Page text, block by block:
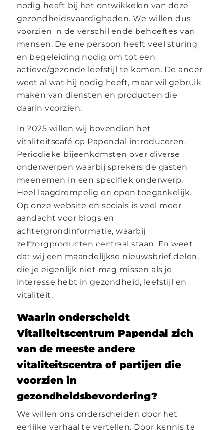
nodig heeft bij het ontwikkelen van deze
gezondheidsvaardigheden. We willen dus
voorzien in de verschillende behoeftes van
mensen. De ene persoon heeft veel sturing
en begeleiding nodig om tot een
actieve/gezonde leefstijl te komen. De ander
weet al wat hij nodig heeft, maar wil gebruik
maken van diensten en producten die
daarin voorzien.
In 2025 willen wij bovendien het
vitaliteitscafé op Papendal introduceren.
Periodieke bijeenkomsten over diverse
onderwerpen waarbij sprekers de gasten
meenemen in een specifiek onderwerp.
Heel laagdrempelig en open toegankelijk.
Op onze website en socials is veel meer
aandacht voor blogs en
achtergrondinformatie, waarbij
zelfzorgproducten centraal staan. En weet
dat wij een maandelijkse nieuwsbrief delen,
die je eigenlijk niet mag missen als je
interesse hebt in gezondheid, leefstijl en
vitaliteit.
Waarin onderscheidt
Vitaliteitscentrum Papendal zich
van de meeste andere
vitaliteitscentra of partijen die
voorzien in
gezondheidsbevordering?
We willen ons onderscheiden door het
eerlijke verhaal te vertellen. Door kennis te